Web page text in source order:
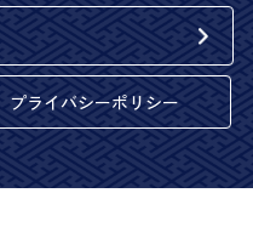
プライバシーポリシー